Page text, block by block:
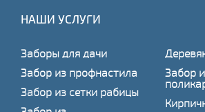
НАШИ УСЛУГИ
Заборы для дачи
Забор из профнастила
Забор из сетки рабицы
Забор